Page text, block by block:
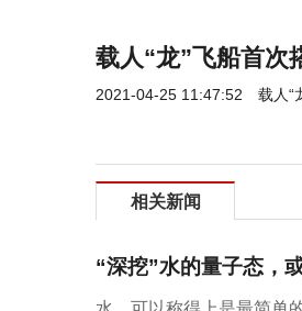
载人“龙”飞船首次
2021-04-25 11:47:52 载人“
相关新闻
“深挖”水的量子态，